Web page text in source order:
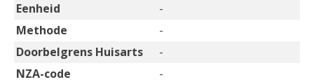
Eenheid
-
Methode
-
Doorbelgrens Huisarts
-
NZA-code
-